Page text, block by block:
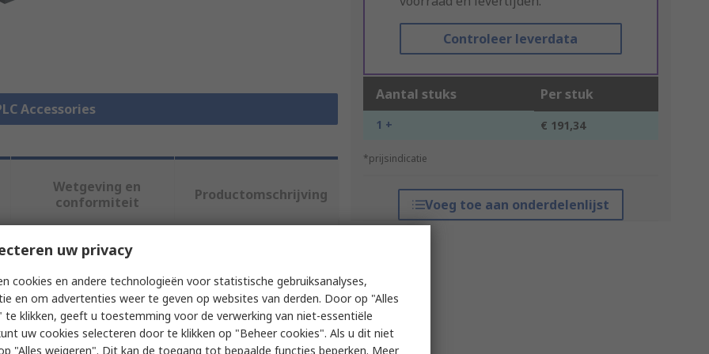
Accessories
Controleer leverdata
Aantal stuks Per stuk
1 + € 191,34
*prijsindicatie
Voeg toe aan onderdelenlijst
Wetgeving en
conformiteit
Productomschrijving
kenmerken te selecteren.
Waarde
Siemens
uw privacy
cookies en andere technologieën voor statistische gebruiksanalyses,
en om advertenties weer te geven op websites van derden. Door op "Alles
te klikken, geeft u toestemming voor de verwerking van niet-essentiële
uw cookies selecteren door te klikken op "Beheer cookies". Als u dit niet
"Alles weigeren". Dit kan de toegang tot bepaalde functies beperken. Meer